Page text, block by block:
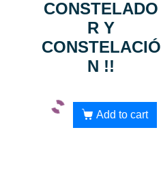
CONSTELADO
R Y
CONSTELACIÓ
N !!
Add to cart